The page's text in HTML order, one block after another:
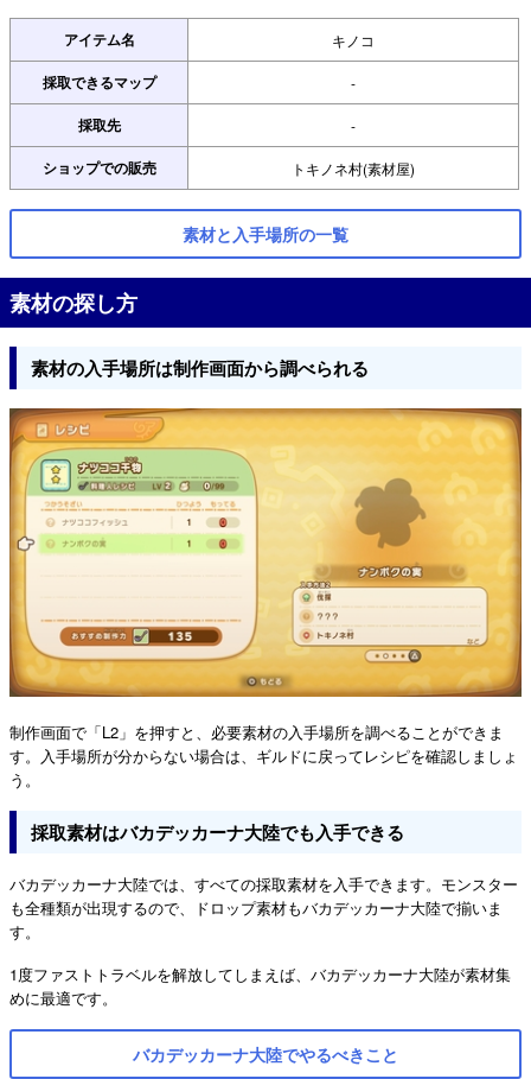
アイテム名 キノコ
採取できるマップ -
採取先 -
ショップでの販売 トキノネ村(素材屋)
素材と入手場所の一覧
素材の探し方
素材の入手場所は制作画面から調べられる
制作画面で「L2」を押すと、必要素材の入手場所を調べることができま
す。入手場所が分からない場合は、ギルドに戻ってレシピを確認しましょ
う。
採取素材はバカデッカーナ大陸でも入手できる
バカデッカーナ大陸では、すべての採取素材を入手できます。モンスター
も全種類が出現するので、ドロップ素材もバカデッカーナ大陸で揃いま
す。
1度ファストトラベルを解放してしまえば、バカデッカーナ大陸が素材集
めに最適です。
バカデッカーナ大陸でやるべきこと